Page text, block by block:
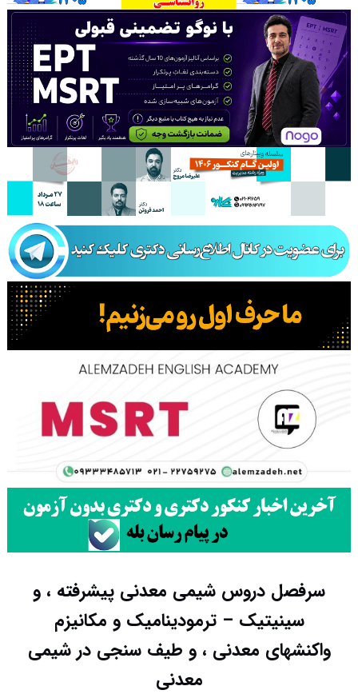
سرفصل دروس شیمی معدنی پیشرفته ، و
سینیتیک – ترمودینامیک و مکانیزم
واکنشهای معدنی ، و طیف سنجی در شیمی
معدنی